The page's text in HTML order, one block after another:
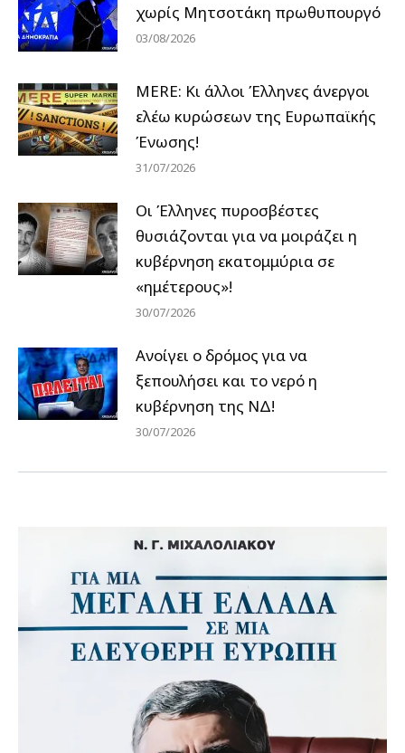
χωρίς Μητσοτάκη πρωθυπουργό
03/08/2026
MERE: Κι άλλοι Έλληνες άνεργοι
ελέω κυρώσεων της Ευρωπαϊκής
Ένωσης!
31/07/2026
Οι Έλληνες πυροσβέστες
θυσιάζονται για να μοιράζει η
κυβέρνηση εκατομμύρια σε
«ημέτερους»!
30/07/2026
Ανοίγει ο δρόμος για να
ξεπουλήσει και το νερό η
κυβέρνηση της ΝΔ!
30/07/2026